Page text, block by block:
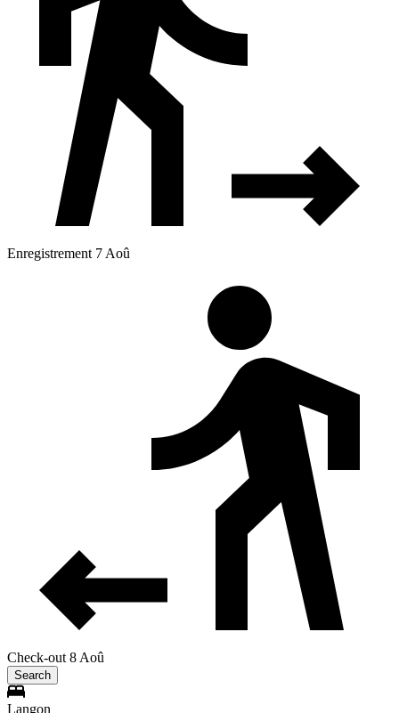
Enregistrement 7 Aoû
Check-out 8 Aoû
Search
Langon